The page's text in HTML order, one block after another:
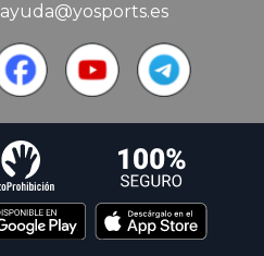
ayuda@yosports.es